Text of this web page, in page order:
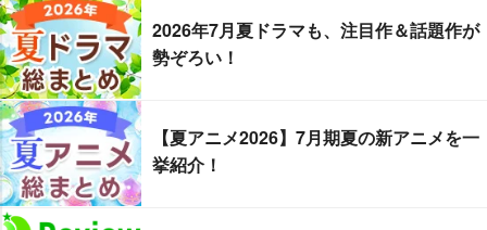
2026年7月夏ドラマも、注目作＆話題作が
勢ぞろい！
【夏アニメ2026】7月期夏の新アニメを一
挙紹介！